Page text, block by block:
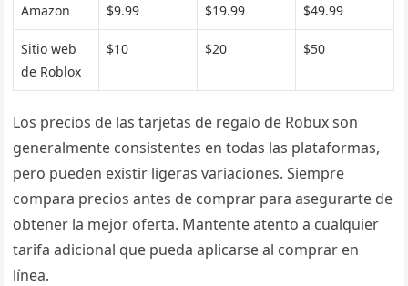
Amazon $9.99 $19.99 $49.99
Sitio web
de Roblox
$10 $20 $50
Los precios de las tarjetas de regalo de Robux son
generalmente consistentes en todas las plataformas,
pero pueden existir ligeras variaciones. Siempre
compara precios antes de comprar para asegurarte de
obtener la mejor oferta. Mantente atento a cualquier
tarifa adicional que pueda aplicarse al comprar en
línea.